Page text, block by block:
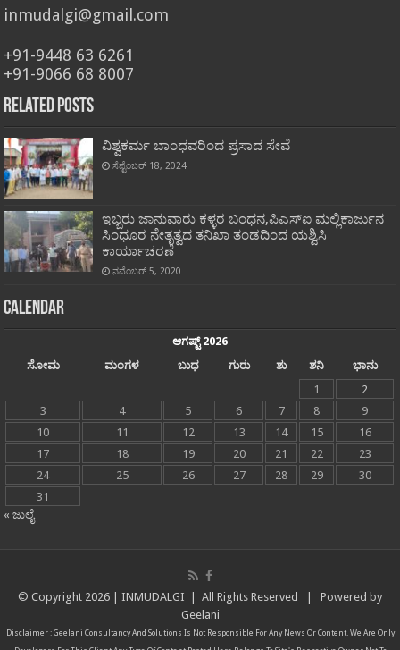
inmudalgi@gmail.com
+91-9448 63 6261
+91-9066 68 8007
Related Posts
ವಿಶ್ವಕರ್ಮ ಬಾಂಧವರಿಂದ ಪ್ರಸಾದ ಸೇವೆ
ಸೆಪ್ಟೆಂಬರ್ 18, 2024
ಇಬ್ಬರು ಜಾನುವಾರು ಕಳ್ಳರ ಬಂಧನ,ಪಿಎಸ್‌ಐ ಮಲ್ಲಿಕಾರ್ಜುನ
ಸಿಂಧೂರ ನೇತೃತ್ವದ ತನಿಖಾ ತಂಡದಿಂದ ಯಶ್ವಿಸಿ
ಕಾರ್ಯಾಚರಣೆ
ನವೆಂಬರ್ 5, 2020
Calendar
ಆಗಷ್ಟ್ 2026
ಸೋಮ
ಮಂಗಳ ಬುಧ ಗುರು ಶು ಶನಿ
ಭಾನು
1
2
3
4 5 6 7 8
9
10
11 12 13 14 15
16
17
18 19 20 21 22
23
24
25 26 27 28 29
30
31
« ಜುಲೈ
© Copyright 2026 | INMUDALGI | All Rights Reserved | Powered by
Geelani
Disclaimer : Geelani Consultancy And Solutions Is Not Responsible For Any News Or Content. We Are Only